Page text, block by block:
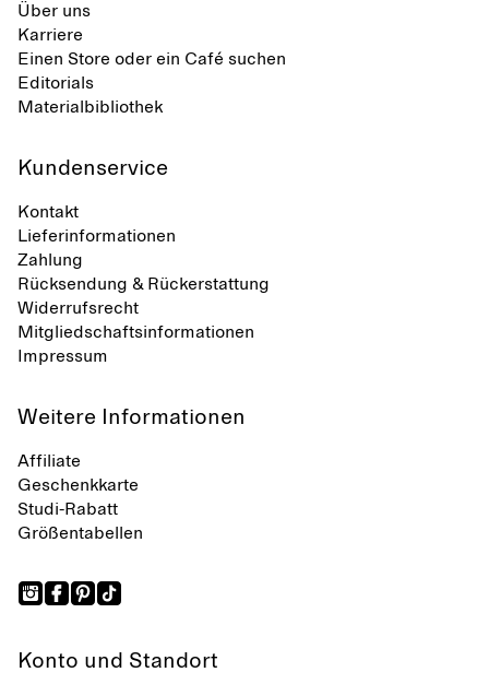
Über uns
Karriere
Einen Store oder ein Café suchen
Editorials
Materialbibliothek
Kundenservice
Kontakt
Lieferinformationen
Zahlung
Rücksendung & Rückerstattung
Widerrufsrecht
Mitgliedschaftsinformationen
Impressum
Weitere Informationen
Affiliate
Geschenkkarte
Studi-Rabatt
Größentabellen
Konto und Standort